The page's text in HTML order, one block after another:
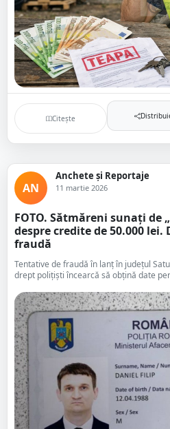
Citește
AN
Anchete și Reportaje
11 martie 2026
FOTO. Sătmăreni sunați de
despre credite de 50.000
fraudă
Tentative de fraudă în lanț în județul
drept polițiști încearcă să obțină date